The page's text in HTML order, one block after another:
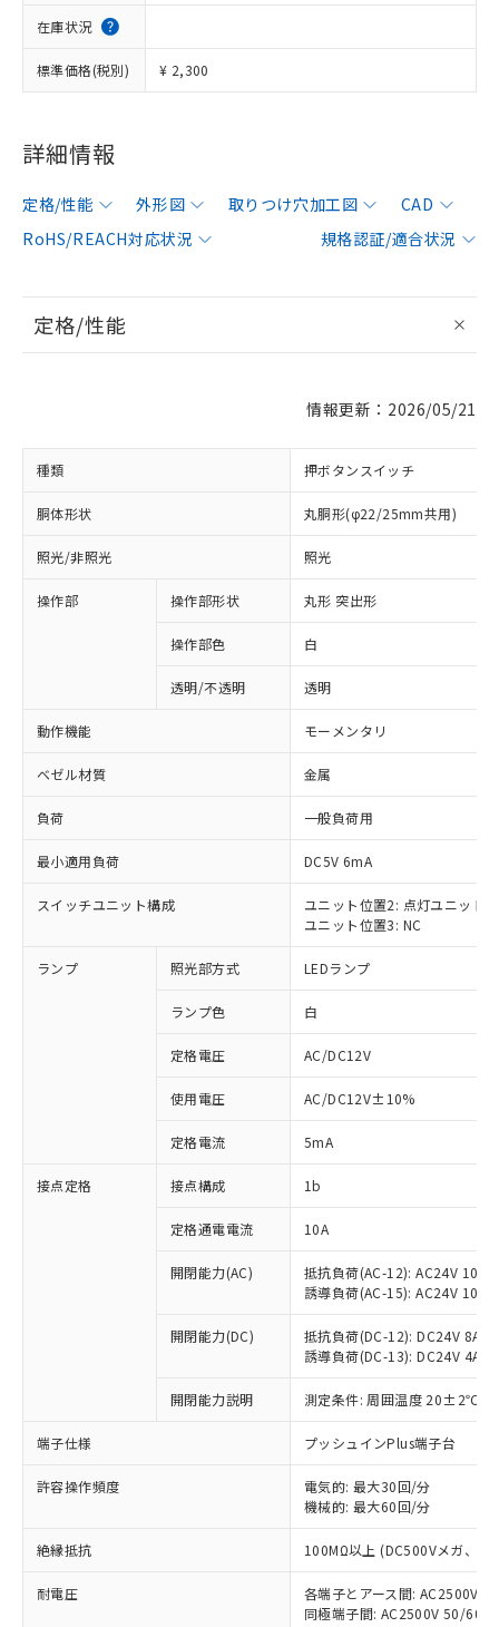
在庫状況
標準価格(税別) ¥ 2,300
詳細情報
定格/性能 外形図 取りつけ穴加工図
CAD
RoHS/REACH対応状況
規格認証/適合状況
定格/性能
情報更新：2026/05/21
種類 押ボタンスイッチ
胴体形状 丸胴形(φ22/25mm共用)
照光/非照光 照光
操作部 操作部形状 丸形 突出形
操作部色 白
透明/不透明 透明
動作機能 モーメンタリ
ベゼル材質 金属
負荷 一般負荷用
最小適用負荷 DC5V 6mA
スイッチユニット構成
ユニット位置2: 点灯ユニット
ユニット位置3: NC
ランプ 照光部方式 LEDランプ
ランプ色 白
定格電圧 AC/DC12V
使用電圧 AC/DC12V±10%
定格電流 5mA
接点定格 接点構成 1b
定格通電電流 10A
開閉能力(AC)
抵抗負荷(AC-12): AC24V 10A/
誘導負荷(AC-15): AC24V
開閉能力(DC)
抵抗負荷(DC-12): DC24V 8A/
誘導負荷(DC-13): DC24V 4A/
開閉能力説明 測定条件: 周囲温度 20±2℃、
端子仕様 プッシュインPlus端子台
許容操作頻度
電気的: 最大30回/分
機械的: 最大60回/分
絶縁抵抗 100MΩ以上 (DC500Vメガ、点
耐電圧
各端子とアース間: AC2500V
同極端子間: AC2500V 50/
ご利用条件
以下の条件をお読みいただき、同意のうえ
本サービスは、当社制御機器事業取扱
商品の当社在庫状況および標準価格
(税抜)を提供させていただくもので
当社制御機器事業取扱商品の中には、
本サービスの対象外となる商品もある
ことをご了承ください。
在庫状況および標準価格照会結果は、
記載している更新日時点での社内デー
タに基づき作成されるものであり、閲
覧された時点での実際の在庫および標
準価格とは異なる場合があることをご
対応済み：EU RoHS指令（10物質）の
非含有に対応した製品が提供可能な商品で
す。
対応予定：EU RoHS指令（10物質）の非含
有に対応した製品に切り替える予定のある
対応予定なし：EU RoHS指令（10物質）の
非含有に非対応の商品で、対応品を出す予
調査・確認中：EU RoHS指令（10物質）の
非含有の対応状況を調査中または確認中の
非該当品：ライセンス料など無形物で、有
害物質有無と関係のない商品です。
仕入先様の事情により、非含有部品として
いたものが、含有品と判明した場合などや
むを得ず変更することがあります。
*EU RoHS指令（10物質）：
鉛(Pb) 1000ppm以下、 水銀(Hg) 1000ppm以下、 カド
六価クロム(Cr(Ⅵ)) 1000ppm以下、ポリ臭化ビフェニル
類(PBB) 1000ppm以下、ポリ臭化ジフェニルエーテル類
「○」：最大均質材料含有率が中国RoHSの
基準値以下であることを示します。
「×」：最大均質材料含有率が中国RoHSの
基準値を超えていることを示します。
「－」：未確認です。当社販売部門へお問
*中国RoHS10物質の基準値 (GB/T26572)：
Pb(鉛) :1000ppm、 Hg(水銀) : 1000ppm、 Cd(カドミウ
Cr(Ⅵ)(六価クロム) : 1000ppm、 PBBs(ポリ臭化ビフェ
当社は、これら貴社製品のうち、外国
為替および外国貿易法に定める商品
（以下｢規制貨物等」という）を輸出
または国外への提供する場合は、日本
可)を取得するなどの必要な手続きを